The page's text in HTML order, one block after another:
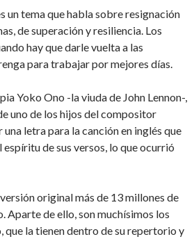
un tema que habla sobre resignación
de superación y resiliencia. Los
hay que darle vuelta a las
para trabajar por mejores días.
Yoko Ono -la viuda de John Lennon-,
uno de los hijos del compositor
letra para la canción en inglés que
de sus versos, lo que ocurrió
original más de 13 millones de
Aparte de ello, son muchísimos los
que la tienen dentro de su repertorio y